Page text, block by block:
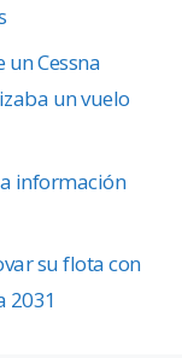
Cessna
un vuelo
información
su flota con
2031